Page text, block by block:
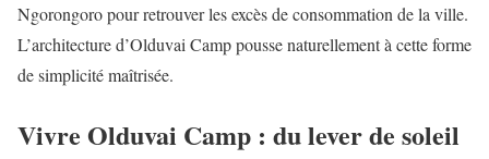
Ngorongoro pour retrouver les excès de consommation de la ville.
L’architecture d’Olduvai Camp pousse naturellement à cette forme
de simplicité maîtrisée.
Vivre Olduvai Camp : du lever de soleil